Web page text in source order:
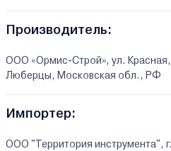
Производитель:
ООО «Ормис-Строй», ул. Красная,
Люберцы, Московская обл., РФ
Импортер:
ООО "Территория инструмента",